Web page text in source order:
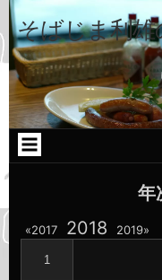
そばじま利
年
年
別
2017
年
2018
年
別
2019
1